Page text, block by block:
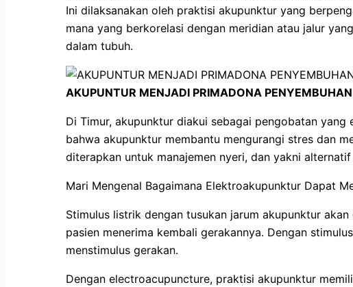
Ini dilaksanakan oleh praktisi akupunktur yang
mana yang berkorelasi dengan meridian atau jalur
dalam tubuh.
AKUPUNTUR MENJADI PRIMADONA
Di Timur, akupunktur diakui sebagai pengobatan
bahwa akupunktur membantu mengurangi stres dan
diterapkan untuk manajemen nyeri, dan yakni
Mari Mengenal Bagaimana Elektroakupunktur Dapat
Stimulus listrik dengan tusukan jarum akupunktur
pasien menerima kembali gerakannya. Dengan
menstimulus gerakan.
Dengan electroacupuncture, praktisi akupunktur